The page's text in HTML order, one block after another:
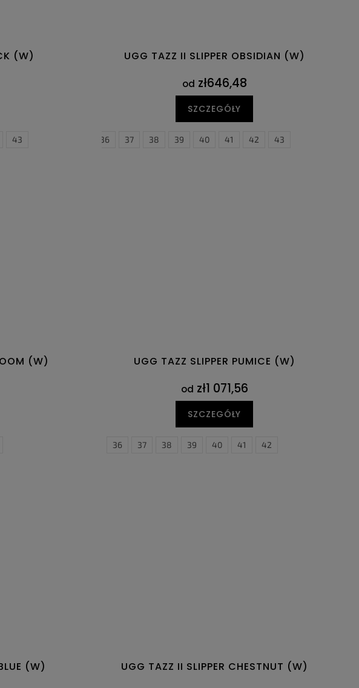
(W)
43
UGG TAZZ II SLIPPER OBSIDIAN (W)
od zł646,48
SZCZEGÓŁY
36 37 38 39 40 41 42 43
(W) UGG TAZZ SLIPPER PUMICE (W)
od zł1 071,56
SZCZEGÓŁY
36 37 38 39 40 41 42
(W) UGG TAZZ II SLIPPER CHESTNUT (W)